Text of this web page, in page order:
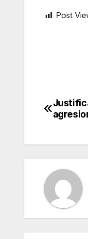
Post
Post